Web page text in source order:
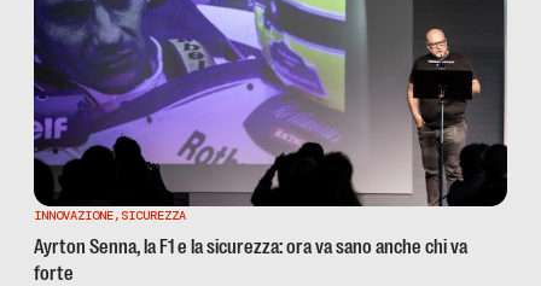
INNOVAZIONE, SICUREZZA
Ayrton Senna, la F1 e la sicurezza: ora va sano anche chi va
forte